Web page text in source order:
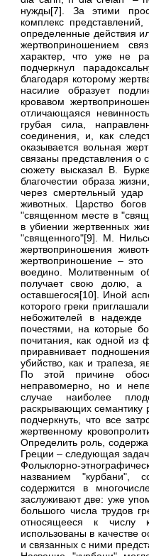
нужды[7]. За этими
комплекс
определенные действия
жертвоприношением
характер, что уже не
подчеркнул
благодаря которому
насилие образует
кровавом
отличающаяся
грубая сила,
соединения, и, как
оказывается вольная
связаны представления о
сюжету высказал В.
благочестии образа
через смертельный
животных. Царство
"священном месте в
в убиении жертвенных
"священного"[9]. М.
жертвоприношения
жертвоприношение –
воедино. Молитвенным
получает свою долю, а
оставшегося[10]. Иной
которого греки
небожителей в
почестями, на которые
почитания, как одной из
приравнивает
убийство, как и трапеза,
По этой причине
неправомерно, но и
случае наиболее
раскрывающих семантику
подчеркнуть, что все
жертвенному
Определить роль,
Греции – следующая
Фольклорно-
названием "курбани",
содержится в
заслуживают две: уже
большого числа трудов
относящееся к числу
использованы в качестве
и связанных с ними